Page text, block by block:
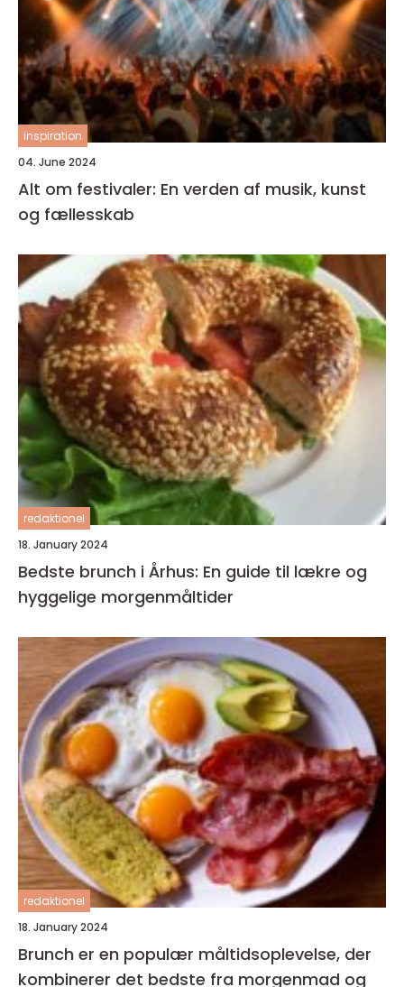
inspiration
04. June 2024
Alt om festivaler: En verden af musik, kunst
og fællesskab
redaktionel
18. January 2024
Bedste brunch i Århus: En guide til lækre og
hyggelige morgenmåltider
redaktionel
18. January 2024
Brunch er en populær måltidsoplevelse, der
kombinerer det bedste fra morgenmad og